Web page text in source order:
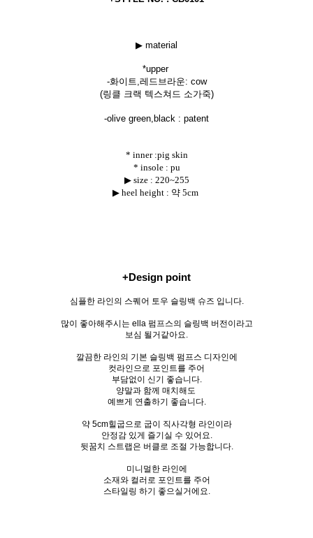
▶ material
*upper
-화이트,레드브라운: cow
(링클 크랙 텍스쳐드 소가죽)
-olive green,black : patent
* inner :pig skin
* insole : pu
▶ size : 220~255
▶ heel height : 약 5cm
+Design point
심플한 라인의 스퀘어 토우 슬링백 슈즈 입니다.
많이 좋아해주시는 ella 펌프스의 슬링백 버전이라고
보심 될거같아요.
깔끔한 라인의 기본 슬링백 펌프스 디자인에
컷라인으로 포인트를 주어
부담없이 신기 좋습니다.
양말과 함께 매치해도
예쁘게 연출하기 좋습니다.
약 5cm힐굽으로 굽이 직사각형 라인이라
안정감 있게 즐기실 수 있어요.
뒷꿈치 스트랩은 버클로 조절 가능합니다.
미니멀한 라인에
소재와 컬러로 포인트를 주어
스타일링 하기 좋으실거에요.